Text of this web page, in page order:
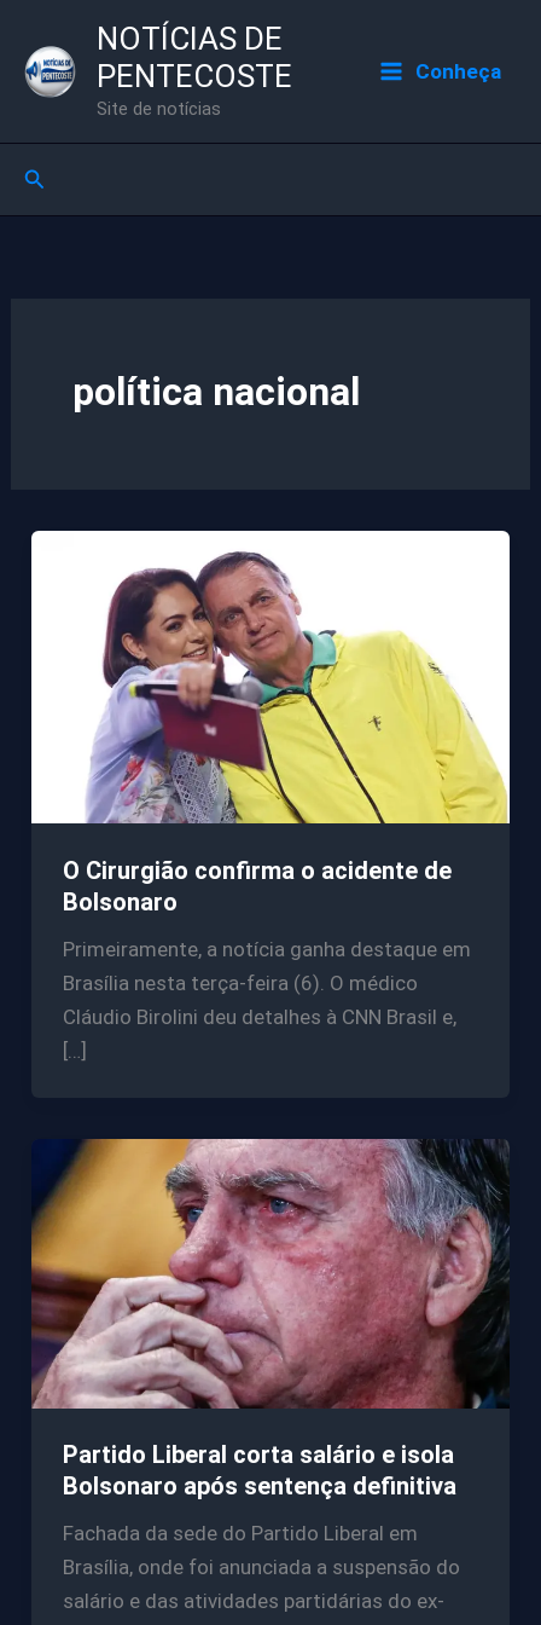
para
NOTÍCIAS DE
PENTECOSTE
Site de notícias
Conheça
Pesquisar
política nacional
O Cirurgião confirma o acidente de
Bolsonaro
Primeiramente, a notícia ganha destaque em
Brasília nesta terça-feira (6). O médico
Cláudio Birolini deu detalhes à CNN Brasil e,
[…]
Partido Liberal corta salário e isola
Bolsonaro após sentença definitiva
Fachada da sede do Partido Liberal em
Brasília, onde foi anunciada a suspensão do
salário e das atividades partidárias do ex-